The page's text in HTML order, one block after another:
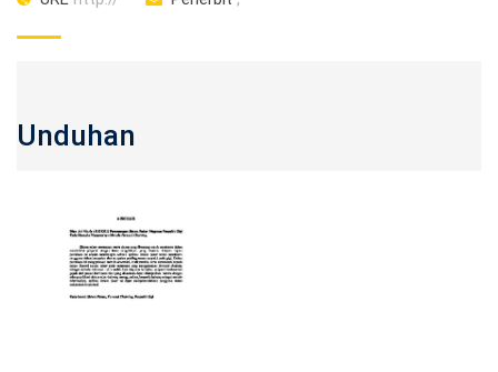
Unduhan